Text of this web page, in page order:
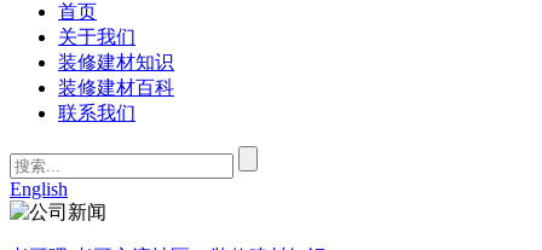
首页
关于我们
装修建材知识
装修建材百科
联系我们
English